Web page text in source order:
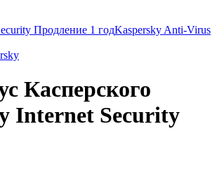
Продление 1 годKaspersky Anti-Virus
Касперского
Internet Security